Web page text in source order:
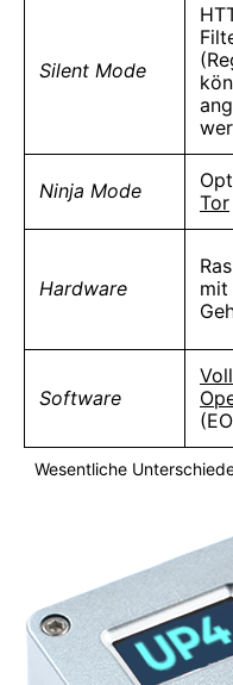
Silent Mode
Ninja Mode
Tor
Hardware
mit
Software
Wesentliche